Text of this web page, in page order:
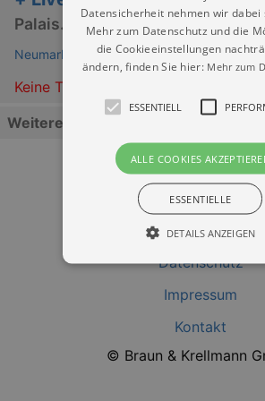
Palais.Horizonte
Neumarkt Dresden
Keine Termine
Weitere Informationen
Datenschutz
Impressum
Kontakt
© Braun & Krellmann
Datensicherheit nehmen wir dabei
Mehr zum Datenschutz und die
die Cookieeinstellungen
ändern, finden Sie hier: Mehr zum
ESSENTIELL
ALLE COOKIES
ESSENTIELLE
DETAILS ANZEIGEN
Essentiell Performance
Essentielle Cookies werden für die
grundlegenden Funktionen unserer
gebraucht. Zum Beispiel für das Login